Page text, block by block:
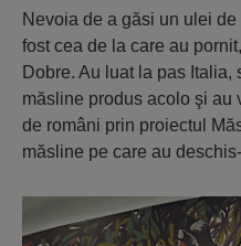
Nevoia de a găsi un ulei
fost cea de la care au
Dobre. Au luat la pas
măsline produs acolo şi au
de români prin proiectul
măsline pe care au